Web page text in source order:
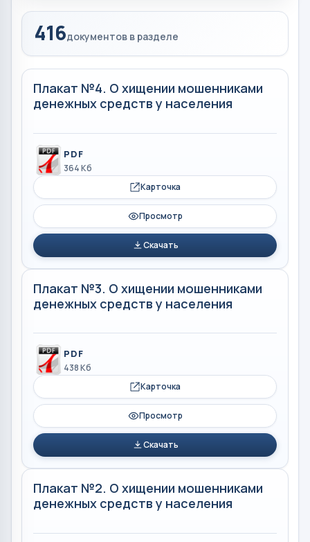
416документов в разделе
Плакат №4. О хищении мошенниками
денежных средств у населения
PDF
364 Кб
Карточка
Просмотр
Скачать
Плакат №3. О хищении мошенниками
денежных средств у населения
PDF
438 Кб
Карточка
Просмотр
Скачать
Плакат №2. О хищении мошенниками
денежных средств у населения